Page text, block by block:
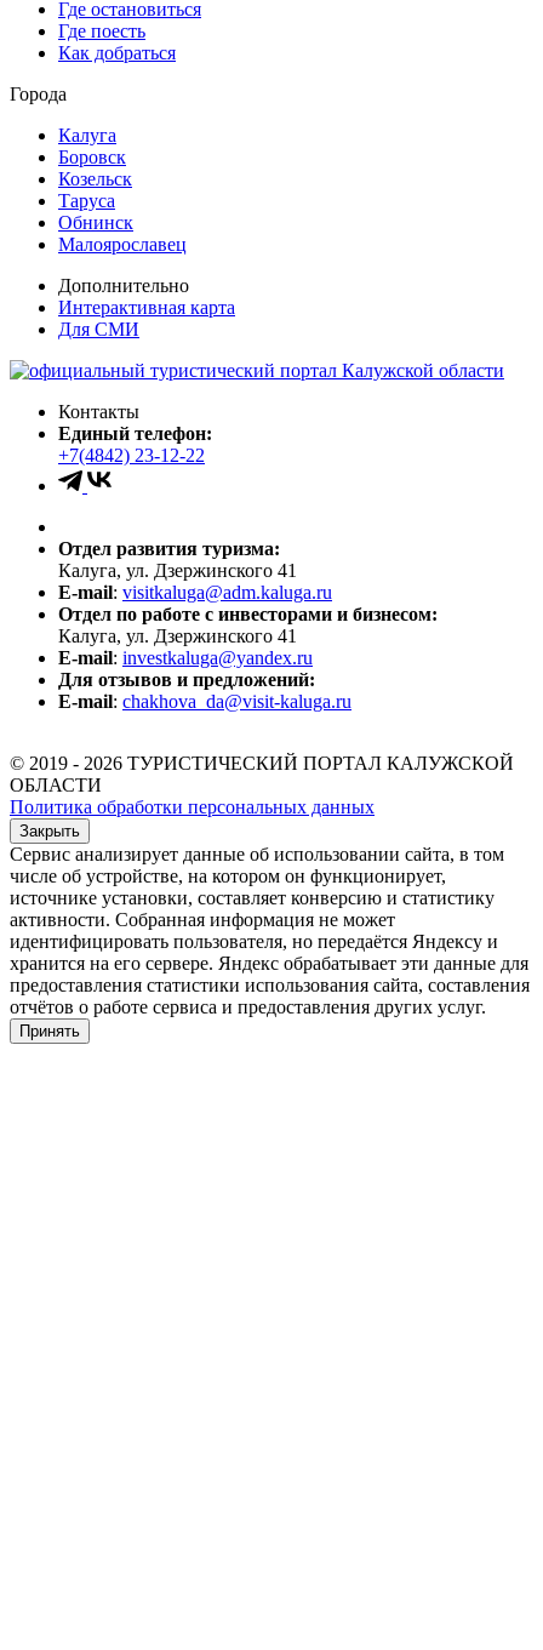
Где остановиться
Где поесть
Как добраться
Города
Калуга
Боровск
Козельск
Таруса
Обнинск
Малоярославец
Дополнительно
Интерактивная карта
Для СМИ
Контакты
Единый телефон:
+7(4842) 23-12-22
Отдел развития туризма:
Калуга, ул. Дзержинского 41
E-mail: visitkaluga@adm.kaluga.ru
Отдел по работе с инвесторами и бизнесом:
Калуга, ул. Дзержинского 41
E-mail: investkaluga@yandex.ru
Для отзывов и предложений:
E-mail: chakhova_da@visit-kaluga.ru
© 2019 - 2026 ТУРИСТИЧЕСКИЙ ПОРТАЛ КАЛУЖСКОЙ
ОБЛАСТИ
Политика обработки персональных данных
Закрыть
Сервис анализирует данные об использовании сайта, в том
числе об устройстве, на котором он функционирует,
источнике установки, составляет конверсию и статистику
активности. Собранная информация не может
идентифицировать пользователя, но передаётся Яндексу и
хранится на его сервере. Яндекс обрабатывает эти данные для
предоставления статистики использования сайта, составления
отчётов о работе сервиса и предоставления других услуг.
Принять